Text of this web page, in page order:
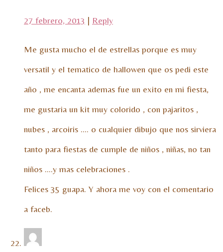
27 febrero, 2013 | Reply
Me gusta mucho el de estrellas porque es muy
versatil y el tematico de hallowen que os pedi este
año , me encanta ademas fue un exito en mi fiesta,
me gustaria un kit muy colorido , con pajaritos ,
nubes , arcoiris …. o cualquier dibujo que nos sirviera
tanto para fiestas de cumple de niños , niñas, no tan
niños ….y mas celebraciones .
Felices 35 guapa. Y ahora me voy con el comentario
a faceb.